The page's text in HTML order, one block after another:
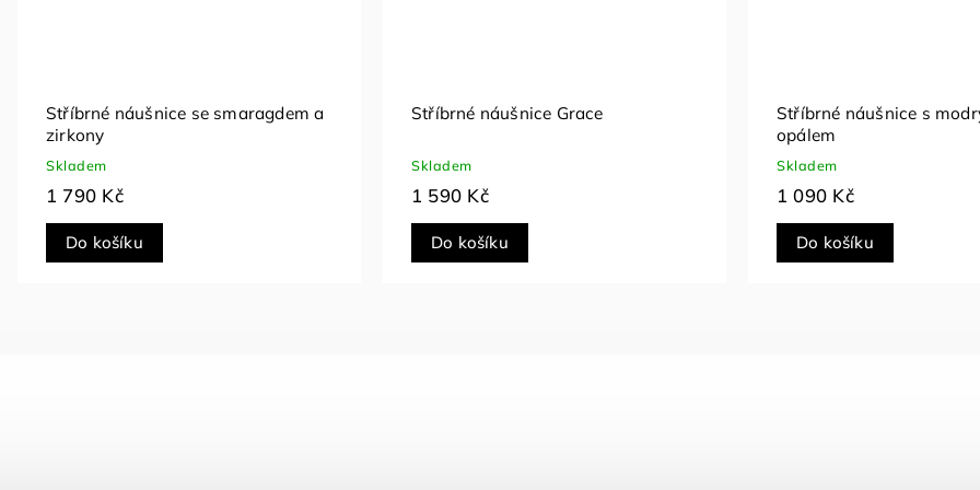
Stříbrné náušnice se smaragdem a
zirkony
Skladem
1 790 Kč
Do košíku
Stříbrné náušnice Grace
Skladem
1 590 Kč
Do košíku
Stříbrné náušnice s
opálem
Skladem
1 090 Kč
Do košíku